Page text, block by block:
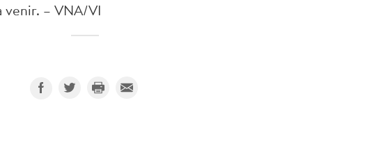
venir. – VNA/VI